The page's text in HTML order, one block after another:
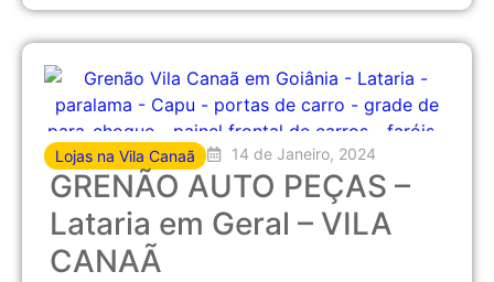
Lojas na Vila Canaã 14 de Janeiro, 2024
GRENÃO AUTO PEÇAS –
Lataria em Geral – VILA
CANAÃ